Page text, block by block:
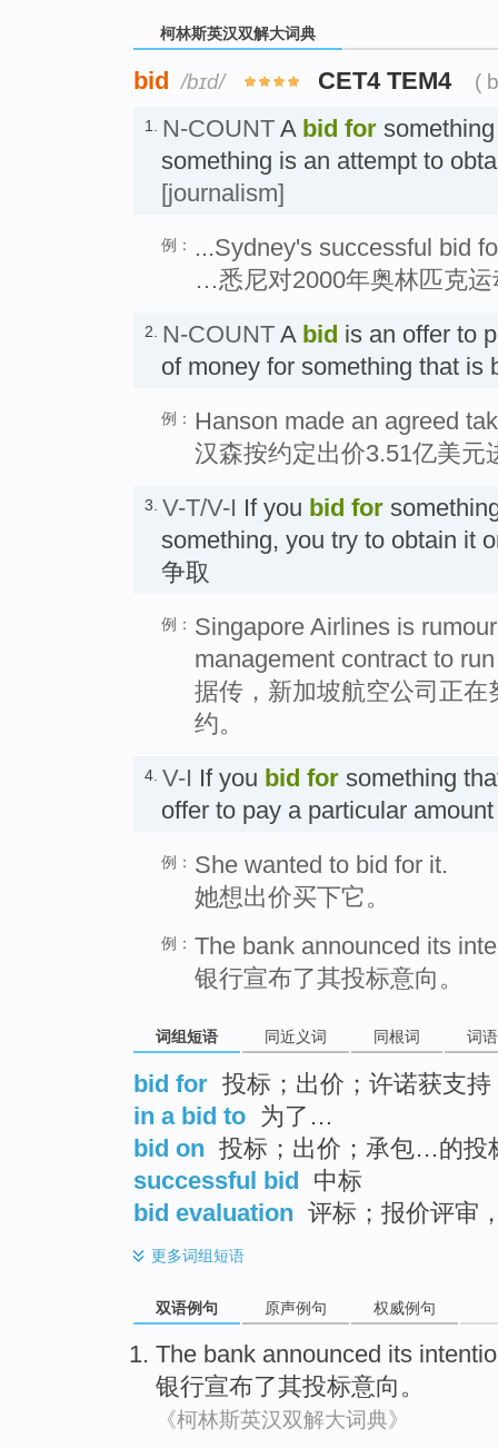
柯林斯英汉双解大词典
bid /bɪd/ CET4 TEM4 (
1. N-COUNT A bid for
something is an attempt to
[journalism]
例：
...Sydney's successful bid
…悉尼对2000年奥林匹克
2. N-COUNT A bid is an offer to
of money for something that is
例： Hanson made an agreed
汉森按约定出价3.51亿美元
3. V-T/V-I If you bid for
something, you try to obtain it
争取
例： Singapore Airlines is
management contract to
据传，新加坡航空公司正
约。
4. V-I If you bid for something
offer to pay a particular
例： She wanted to bid for it.
她想出价买下它。
例： The bank announced its
银行宣布了其投标意向。
词组短语 同近义词 同根词 词
bid for 投标；出价；许诺获支持
in a bid to 为了…
bid on 投标；出价；承包…的投
successful bid 中标
bid evaluation 评标；报价评审
更多词组短语
双语例句 原声例句 权威例句
The bank announced its
银行宣布了其投标意向 。
《柯林斯英汉双解大词典》